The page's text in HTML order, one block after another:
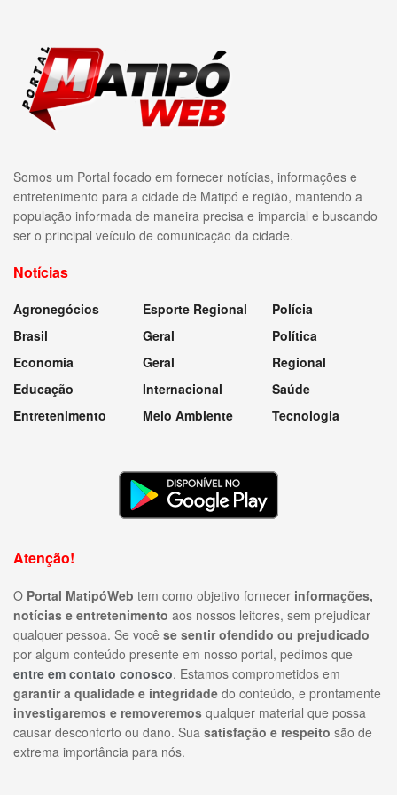
Somos um Portal focado em fornecer notícias, informações e
entretenimento para a cidade de Matipó e região, mantendo a
população informada de maneira precisa e imparcial e buscando
ser o principal veículo de comunicação da cidade.
Notícias
Agronegócios
Brasil
Economia
Educação
Entretenimento
Esporte Regional
Geral
Geral
Internacional
Meio Ambiente
Polícia
Política
Regional
Saúde
Tecnologia
Atenção!
O Portal MatipóWeb tem como objetivo fornecer informações,
notícias e entretenimento aos nossos leitores, sem prejudicar
qualquer pessoa. Se você se sentir ofendido ou prejudicado
por algum conteúdo presente em nosso portal, pedimos que
entre em contato conosco. Estamos comprometidos em
garantir a qualidade e integridade do conteúdo, e prontamente
investigaremos e removeremos qualquer material que possa
causar desconforto ou dano. Sua satisfação e respeito são de
extrema importância para nós.